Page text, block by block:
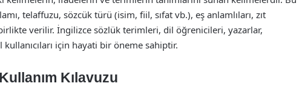
telaffuzu, sözcük türü (isim, fiil, sıfat vb.), eş anlamlıları, zıt
verilir. İngilizce sözlük terimleri, dil öğrenicileri, yazarlar,
için hayati bir öneme sahiptir.
Kılavuzu